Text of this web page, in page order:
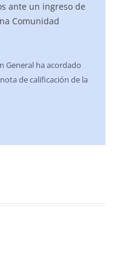
ante un ingreso de
Comunidad
General ha acordado
de calificación de la